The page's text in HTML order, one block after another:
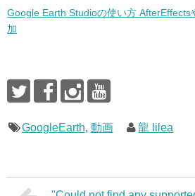
Google Earth Studioの使い方 AfterEffects
加
GoogleEarth, 動画 龍 lilea